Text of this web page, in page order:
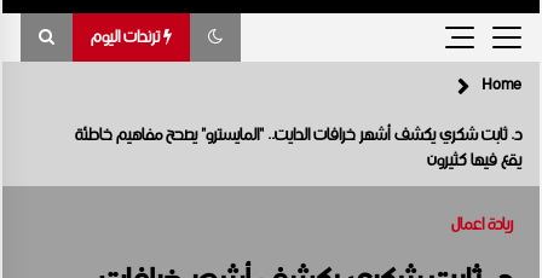
ترندات اليوم
ترندات اليوم
في هندسة الرياح
Home
د. ثابت شكري يكشف أشهر خرافات الدايت.. “المايسترو” يصحح مفاهيم خاطئة
يقع فيها كثيرون
ريادة اعمال